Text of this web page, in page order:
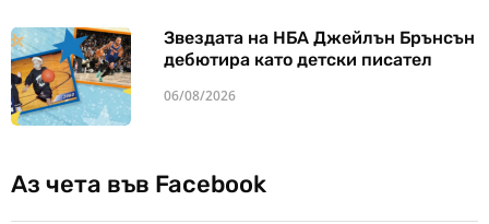
Звездата на НБА Джейлън Брънсън
дебютира като детски писател
06/08/2026
Аз чета във Facebook